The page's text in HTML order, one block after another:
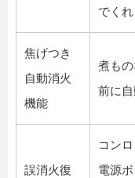
でくれ
焦げつき
自動消火
機能
煮も
前に自
誤消火復
コン
電源